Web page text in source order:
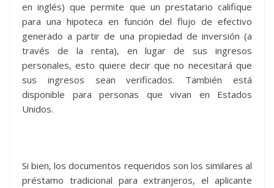
en inglés) que permite que un prestatario califique
para una hipoteca en función del flujo de efectivo
generado a partir de una propiedad de inversión (a
través de la renta), en lugar de sus ingresos
personales, esto quiere decir que no necesitará que
sus ingresos sean verificados. También está
disponible para personas que vivan en Estados
Unidos.
Si bien, los documentos requeridos son los similares al
préstamo tradicional para extranjeros, el aplicante